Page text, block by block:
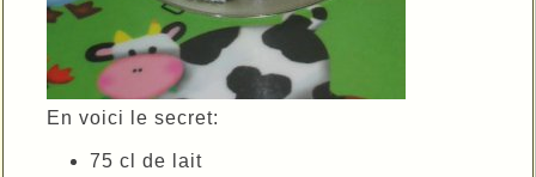
En voici le secret:
75 cl de lait